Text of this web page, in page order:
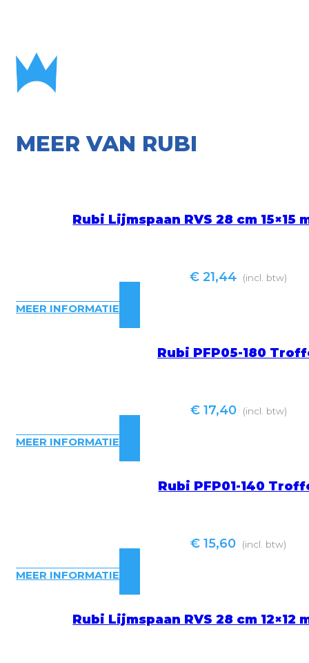
MEER VAN RUBI
Rubi Lijmspaan RVS 28 cm 15×15
€ 21,44 (incl. btw)
MEER INFORMATIE
Rubi PFP05-180
€17,40 (incl. btw)
MEER INFORMATIE
Rubi PFP01-140
€ 15,60 (incl. btw)
MEER INFORMATIE
Rubi Lijmspaan RVS 28 cm 12×12